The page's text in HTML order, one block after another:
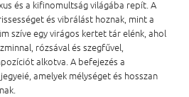
és a kifinomultság világába repít. A
és vibrálást hoznak, mint a
szíve egy virágos kertet tár elénk, ahol
rózsával és szegfűvel,
alkotva. A befejezés a
amelyek mélységet és hosszan